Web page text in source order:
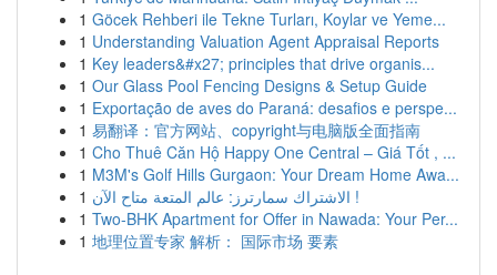
1 Göcek Rehberi ile Tekne Turları, Koylar ve Yeme...
1 Understanding Valuation Agent Appraisal Reports
1 Key leaders&#x27; principles that drive organis...
1 Our Glass Pool Fencing Designs & Setup Guide
1 Exportação de aves do Paraná: desafios e perspe...
1 易翻译：官方网站、copyright与电脑版全面指南
1 Cho Thuê Căn Hộ Happy One Central – Giá Tốt , ...
1 M3M's Golf Hills Gurgaon: Your Dream Home Awa...
1
الاشتراك سمارترز: عالم المتعة متاح الآن !
1 Two-BHK Apartment for Offer in Nawada: Your Per...
1 地理位置专家 解析： 国际市场 要素